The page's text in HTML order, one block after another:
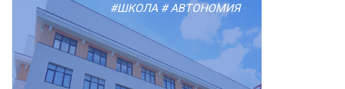
#ШКОЛА # АВТОНОМИЯ